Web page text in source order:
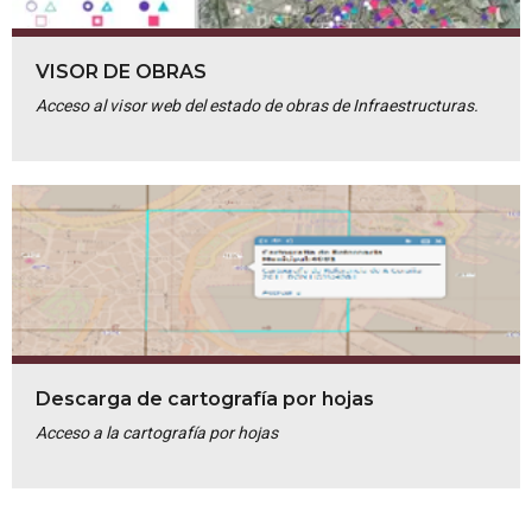
VISOR DE OBRAS
Acceso al visor web del estado de obras de Infraestructuras.
Descarga de cartografía por hojas
Acceso a la cartografía por hojas